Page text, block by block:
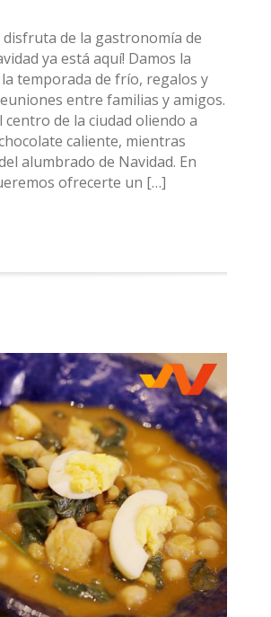
disfruta de la gastronomía de
ya está aquí! Damos la
temporada de frío, regalos y
entre familias y amigos.
centro de la ciudad oliendo a
caliente, mientras
alumbrado de Navidad. En
ofrecerte un […]